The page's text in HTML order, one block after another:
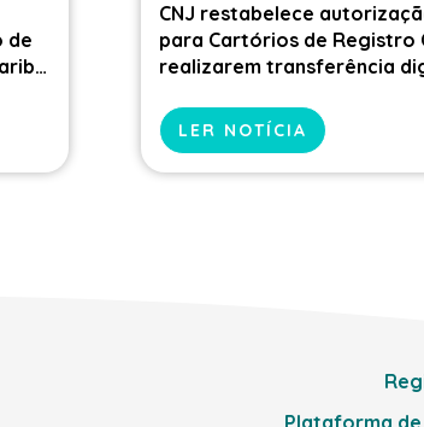
de
CNJ restabelece
para Cartórios de Registro
realizarem transferência
LER NOTÍCIA
Plataforma